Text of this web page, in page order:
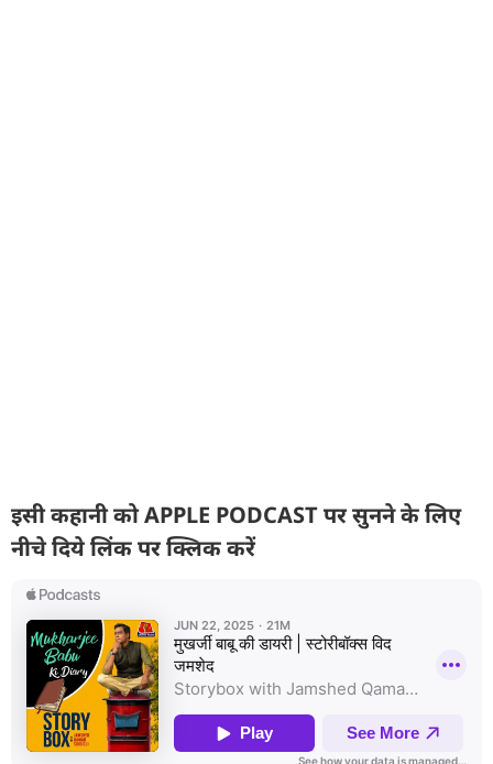
इसी कहानी को APPLE PODCAST पर सुनने के लिए
नीचे दिये लिंक पर क्लिक करें